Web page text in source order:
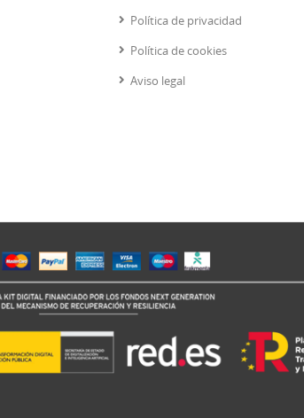
Política de privacidad
Política de cookies
Aviso legal